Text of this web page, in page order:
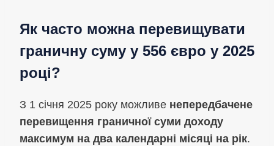
Як часто можна перевищувати
граничну суму у 556 євро у 2025
році?
З 1 січня 2025 року можливе непередбачене
перевищення граничної суми доходу
максимум на два календарні місяці на рік.